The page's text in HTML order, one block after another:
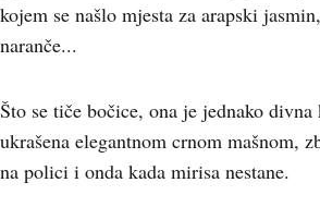
kojem se našlo mjesta za arapski
naranče...
Što se tiče bočice, ona je jednako
ukrašena elegantnom crnom mašnom,
na polici i onda kada mirisa nestane.